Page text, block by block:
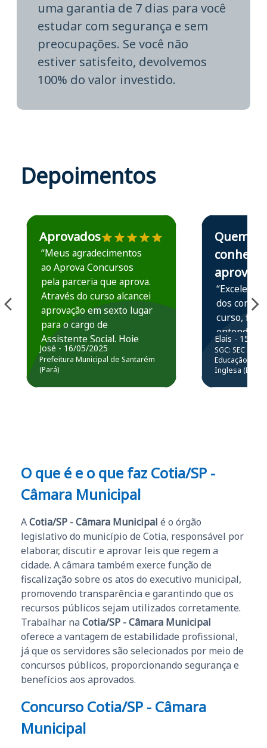
uma garantia de 7 dias para você
estudar com segurança e sem
preocupações. Se você não
estiver satisfeito, devolvemos
100% do valor investido.
Depoimentos
Estudante José recomenda o Aprova Concursos em
Aprovados
“Meus agradecimentos
ao Aprova Concursos
pela parceria que aprova.
Através do curso alcancei
aprovação em sexto lugar
para o cargo de
Assistente Social. Hoje
estou atuando na
Prefeitura de Santarém.
José - 16/05/2025
Prefeitura Municipal de Santarém
(Pará)
Estudante Elais
Quem
conhece,
aprova
“Excelente
dos
curso,
entender e
prática
resolução
questões.”
Elais - 15/07/
SGC: SEC BA
Educação
Inglesa (Edital
O que é e o que faz Cotia/SP -
Câmara Municipal
ACotia/SP - Câmara Municipal é o órgão
legislativo do município de Cotia, responsável por
elaborar, discutir e aprovar leis que regem a
cidade. A câmara também exerce função de
fiscalização sobre os atos do executivo municipal,
promovendo transparência e garantindo que os
recursos públicos sejam utilizados corretamente.
Trabalhar na Cotia/SP - Câmara Municipal
oferece a vantagem de estabilidade profissional,
já que os servidores são selecionados por meio de
concursos públicos, proporcionando segurança e
benefícios aos aprovados.
Concurso Cotia/SP - Câmara
Municipal